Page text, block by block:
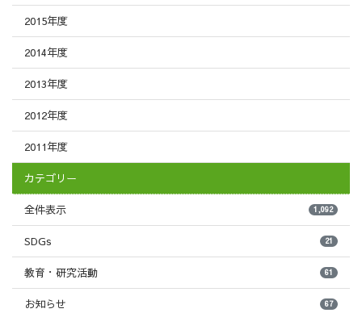
2015年度
2014年度
2013年度
2012年度
2011年度
カテゴリー
全件表示 1,092
SDGs 21
教育・研究活動 61
お知らせ 67